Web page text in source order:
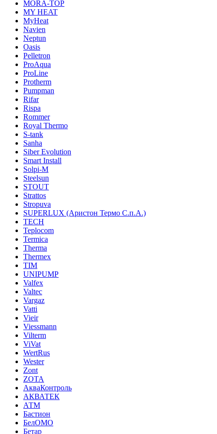
MORA-TOP
MY HEAT
MyHeat
Navien
Neptun
Oasis
Pelletron
ProAqua
ProLine
Protherm
Pumpman
Rifar
Rispa
Rommer
Royal Thermo
S-tank
Sanha
Siber Evolution
Smart Install
Solpi-M
Steelsun
STOUT
Strattos
Stropuva
SUPERLUX (Аристон Термо С.п.А.)
TECH
Teplocom
Termica
Therma
Thermex
TIM
UNIPUMP
Valfex
Valtec
Vargaz
Vatti
Vieir
Viessmann
Vilterm
ViVat
WertRus
Wester
Zont
ZOTA
АкваКонтроль
АКВАТЕК
АТМ
Бастион
БелОМО
Бетар